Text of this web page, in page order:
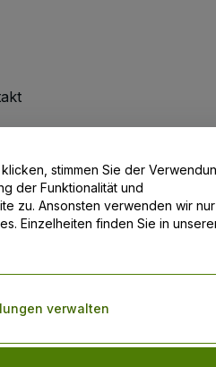
Angaben zum Unternehmen
akzeptieren Sie dieAllgemeinen
Datenschutzerklärungsowie die
stimmen Sie der
der Funktionalität und
wir nur
Einzelheiten finden Sie in
verwalten